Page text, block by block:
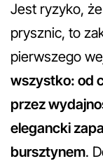
Jest ryzyko,
prysznic, to
pierwszego
wszystko: od
przez
elegancki
bursztynem.